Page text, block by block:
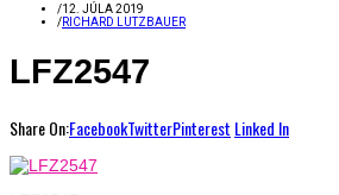
/12. JÚLA 2019
/RICHARD LUTZBAUER
LFZ2547
Share On:FacebookTwitterPinterest Linked In